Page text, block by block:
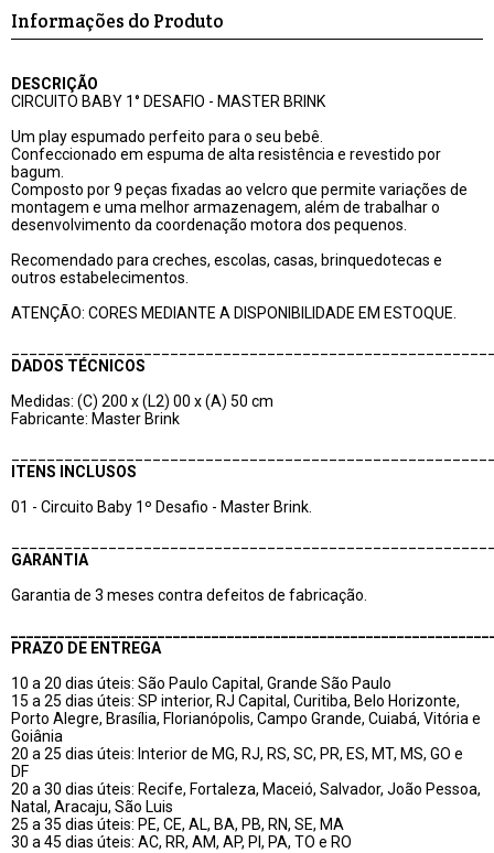
Informações do Produto
DESCRIÇÃO
CIRCUITO BABY 1° DESAFIO - MASTER BRINK
Um play espumado perfeito para o seu bebê.
Confeccionado em espuma de alta resistência e revestido por
bagum.
Composto por 9 peças fixadas ao velcro que permite variações de
montagem e uma melhor armazenagem, além de trabalhar o
desenvolvimento da coordenação motora dos pequenos.
Recomendado para creches, escolas, casas, brinquedotecas e
outros estabelecimentos.
ATENÇÃO: CORES MEDIANTE A DISPONIBILIDADE EM ESTOQUE.
DADOS TÉCNICOS
Medidas: (C) 200 x (L2) 00 x (A) 50 cm
Fabricante: Master Brink
ITENS INCLUSOS
01 - Circuito Baby 1º Desafio - Master Brink.
GARANTIA
Garantia de 3 meses contra defeitos de fabricação.
PRAZO DE ENTREGA
10 a 20 dias úteis: São Paulo Capital, Grande São Paulo
15 a 25 dias úteis: SP interior, RJ Capital, Curitiba, Belo Horizonte,
Porto Alegre, Brasília, Florianópolis, Campo Grande, Cuiabá, Vitória e
Goiânia
20 a 25 dias úteis: Interior de MG, RJ, RS, SC, PR, ES, MT, MS, GO e
DF
20 a 30 dias úteis: Recife, Fortaleza, Maceió, Salvador, João Pessoa,
Natal, Aracaju, São Luis
25 a 35 dias úteis: PE, CE, AL, BA, PB, RN, SE, MA
30 a 45 dias úteis: AC, RR, AM, AP, PI, PA, TO e RO